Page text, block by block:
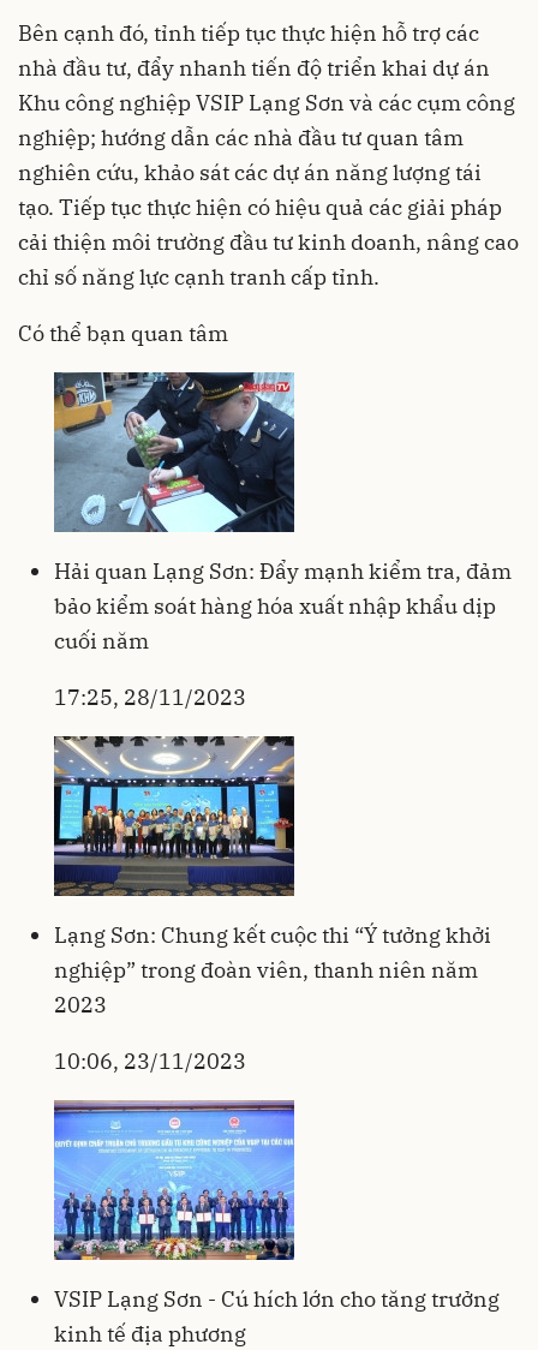
Bên cạnh đó, tỉnh tiếp tục thực hiện hỗ trợ các
nhà đầu tư, đẩy nhanh tiến độ triển khai dự án
Khu công nghiệp VSIP Lạng Sơn và các cụm công
nghiệp; hướng dẫn các nhà đầu tư quan tâm
nghiên cứu, khảo sát các dự án năng lượng tái
tạo. Tiếp tục thực hiện có hiệu quả các giải pháp
cải thiện môi trường đầu tư kinh doanh, nâng cao
chỉ số năng lực cạnh tranh cấp tỉnh.
Có thể bạn quan tâm
Hải quan Lạng Sơn: Đẩy mạnh kiểm tra, đảm
bảo kiểm soát hàng hóa xuất nhập khẩu dịp
cuối năm
17:25, 28/11/2023
Lạng Sơn: Chung kết cuộc thi “Ý tưởng khởi
nghiệp” trong đoàn viên, thanh niên năm
2023
10:06, 23/11/2023
VSIP Lạng Sơn - Cú hích lớn cho tăng trưởng
kinh tế địa phương